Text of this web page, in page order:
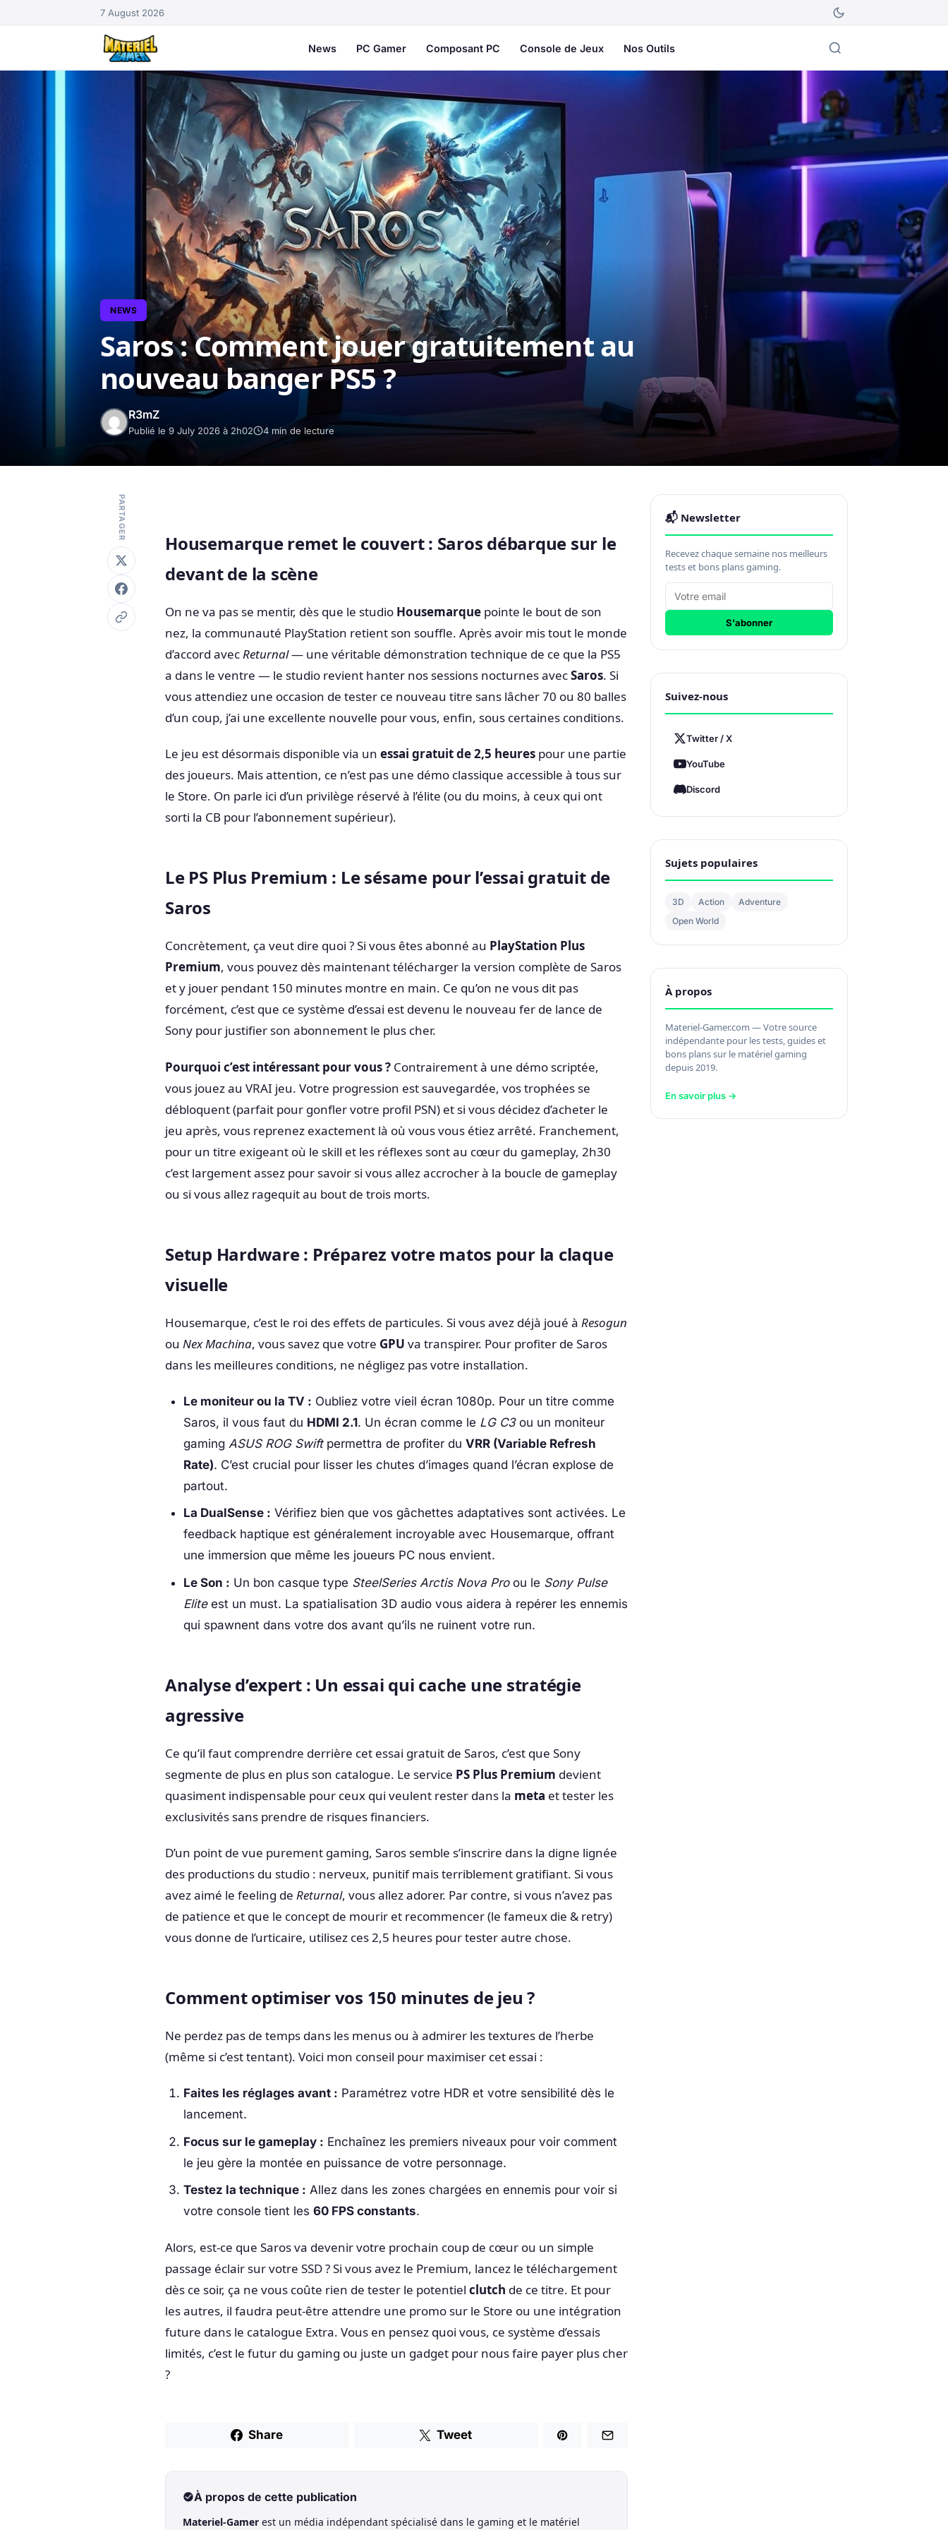
7 August 2026
News PC Gamer Composant PC Console de Jeux Nos Outils
NEWS
Saros : Comment jouer gratuitement au
nouveau banger PS5 ?
R3mZ
Publié le 9 July 2026 à 2h02 4 min de lecture
PARTAGER
Housemarque remet le couvert : Saros débarque sur le
devant de la scène
On ne va pas se mentir, dès que le studio Housemarque pointe le bout de son
nez, la communauté PlayStation retient son souffle. Après avoir mis tout le monde
d’accord avecReturnal— une véritable démonstration technique de ce que la PS5
a dans le ventre — le studio revient hanter nos sessions nocturnes avecSaros. Si
vous attendiez une occasion de tester ce nouveau titre sans lâcher 70 ou 80 balles
d’un coup, j’ai une excellente nouvelle pour vous, enfin, sous certaines conditions.
Le jeu est désormais disponible via un essai gratuit de 2,5 heures pour une partie
des joueurs. Mais attention, ce n’est pas une démo classique accessible à tous sur
le Store. On parle ici d’un privilège réservé à l’élite (ou du moins, à ceux qui ont
sorti la CB pour l’abonnement supérieur).
Le PS Plus Premium : Le sésame pour l’essai gratuit de
Saros
Concrètement, ça veut dire quoi ? Si vous êtes abonné au PlayStation Plus
Premium, vous pouvez dès maintenant télécharger la version complète de Saros
et y jouer pendant 150 minutes montre en main. Ce qu’on ne vous dit pas
forcément, c’est que ce système d’essai est devenu le nouveau fer de lance de
Sony pour justifier son abonnement le plus cher.
Pourquoi c’est intéressant pour vous ? Contrairement à une démo scriptée,
vous jouez au VRAI jeu. Votre progression est sauvegardée, vos trophées se
débloquent (parfait pour gonfler votre profil PSN) et si vous décidez d’acheter le
jeu après, vous reprenez exactement là où vous vous étiez arrêté. Franchement,
pour un titre exigeant où le skill et les réflexes sont au cœur du gameplay, 2h30
c’est largement assez pour savoir si vous allez accrocher à la boucle de gameplay
ou si vous allez ragequit au bout de trois morts.
Setup Hardware : Préparez votre matos pour la claque
visuelle
Housemarque, c’est le roi des effets de particules. Si vous avez déjà joué à Resogun
ou Nex Machina, vous savez que votre GPU va transpirer. Pour profiter de Saros
dans les meilleures conditions, ne négligez pas votre installation.
Le moniteur ou la TV : Oubliez votre vieil écran 1080p. Pour un titre comme
Saros, il vous faut du HDMI 2.1. Un écran comme le LG C3ou un moniteur
gaming ASUS ROG Swiftpermettra de profiter du VRR (Variable Refresh
Rate). C’est crucial pour lisser les chutes d’images quand l’écran explose de
partout.
La DualSense : Vérifiez bien que vos gâchettes adaptatives sont activées. Le
feedback haptique est généralement incroyable avec Housemarque, offrant
une immersion que même les joueurs PC nous envient.
Le Son : Un bon casque type SteelSeries Arctis Nova Proou le Sony Pulse
Eliteest un must. La spatialisation 3D audio vous aidera à repérer les ennemis
qui spawnent dans votre dos avant qu’ils ne ruinent votre run.
Analyse d’expert : Un essai qui cache une stratégie
agressive
Ce qu’il faut comprendre derrière cet essai gratuit de Saros, c’est que Sony
segmente de plus en plus son catalogue. Le service PS Plus Premium devient
quasiment indispensable pour ceux qui veulent rester dans la meta et tester les
exclusivités sans prendre de risques financiers.
D’un point de vue purement gaming, Saros semble s’inscrire dans la digne lignée
des productions du studio : nerveux, punitif mais terriblement gratifiant. Si vous
avez aimé le feeling de Returnal, vous allez adorer. Par contre, si vous n’avez pas
de patience et que le concept de mourir et recommencer (le fameux die & retry)
vous donne de l’urticaire, utilisez ces 2,5 heures pour tester autre chose.
Comment optimiser vos 150 minutes de jeu ?
Ne perdez pas de temps dans les menus ou à admirer les textures de l’herbe
(même si c’est tentant). Voici mon conseil pour maximiser cet essai :
Faites les réglages avant : Paramétrez votre HDR et votre sensibilité dès le
lancement.
Focus sur le gameplay : Enchaînez les premiers niveaux pour voir comment
le jeu gère la montée en puissance de votre personnage.
Testez la technique : Allez dans les zones chargées en ennemis pour voir si
votre console tient les 60 FPS constants.
Alors, est-ce que Saros va devenir votre prochain coup de cœur ou un simple
passage éclair sur votre SSD ? Si vous avez le Premium, lancez le téléchargement
dès ce soir, ça ne vous coûte rien de tester le potentiel clutch de ce titre. Et pour
les autres, il faudra peut-être attendre une promo sur le Store ou une intégration
future dans le catalogue Extra. Vous en pensez quoi vous, ce système d’essais
limités, c’est le futur du gaming ou juste un gadget pour nous faire payer plus cher
?
Share Tweet
À propos de cette publication
Materiel-Gamer est un média indépendant spécialisé dans le gaming et le matériel
📬 Newsletter
Recevez chaque semaine nos meilleurs
tests et bons plans gaming.
S'abonner
Suivez-nous
Twitter / X
YouTube
Discord
Sujets populaires
3D Action
Adventure
Open World
À propos
Materiel-Gamer.com — Votre source
indépendante pour les tests, guides et
bons plans sur le matériel gaming
depuis 2019.
En savoir plus →